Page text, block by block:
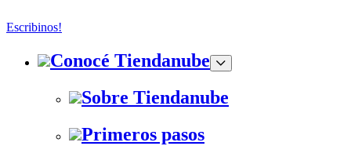
Escribinos!
Conocé Tiendanube
Sobre Tiendanube
Primeros pasos